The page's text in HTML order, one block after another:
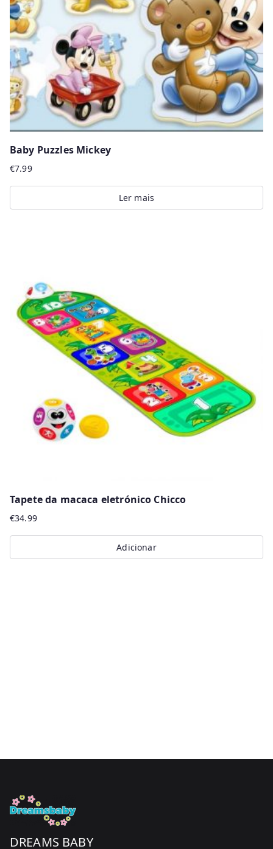
Baby Puzzles Mickey
€7.99
Ler mais
Tapete da macaca eletrónico Chicco
€34.99
Adicionar
DREAMS BABY